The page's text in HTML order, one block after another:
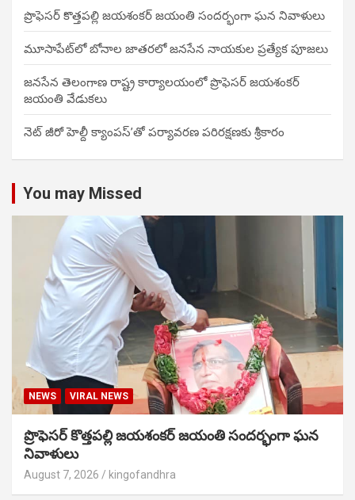
ప్రొఫెసర్ కొత్తపల్లి జయశంకర్ జయంతి సందర్భంగా ఘన నివాళులు
మూసాపేట్‌లో బోనాల జాతరలో జనసేన నాయకుల ప్రత్యేక పూజలు
జనసేన తెలంగాణ రాష్ట్ర కార్యాలయంలో ప్రొఫెసర్ జయశంకర్
జయంతి వేడుకలు
నెట్ జీరో హెల్దీ క్యాంపస్’తో పర్యావరణ పరిరక్షణకు శ్రీకారం
You may Missed
NEWS VIRAL NEWS
ప్రొఫెసర్ కొత్తపల్లి జయశంకర్ జయంతి సందర్భంగా ఘన
నివాళులు
August 7, 2026 kingofandhra